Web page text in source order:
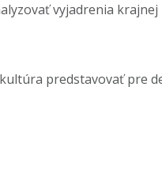
vyjadrenia krajnej
predstavovať pre